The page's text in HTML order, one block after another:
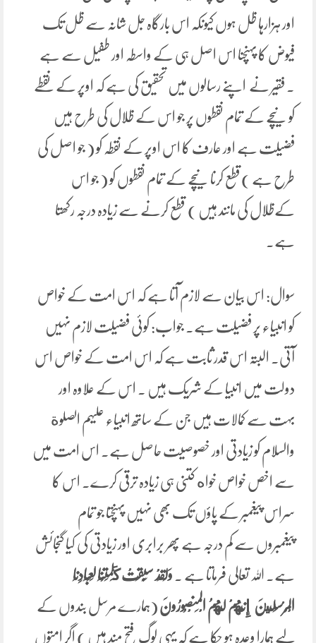
اور ہزارہا ظل ہوں کیونکہ اس بارگاہ جل شانہ سے ظل تک
فیوض کا پہنچنا اس اصل ہی کے واسطہ اور طفیل سے ہے
۔ فقیر نے اپنے رسالوں میں تحقیق کی ہے کہ اوپر کے نقطے
کو نیچے کے تمام نقطوں پر جو اس کے ظلال کی طرح ہیں
فضیلت ہے اور عارف کا اس اوپر کے نقطہ کو ( جو اصل کی
طرح ہے )قطع کرنا نیچے کے تمام نقطوں کو ( جو اس
کےظلال کی مانند ہیں ) قطع کرنے سے زیادہ درجہ رکھتا
ہے۔
سوال: اس بیان سے لازم آتا ہے کہ اس امت کے خواص
کو انبیاء پر فضیلت ہے۔ جواب: کوئی فضیلت لازم نہیں
آتی۔ البتہ اس قدر ثابت ہے کہ اس امت کے خواص اس
دولت میں انبیا کے شریک ہیں ۔ اس کے علاوہ اور
بہت سے کمالات ہیں جن کے ساتھ انبیاء علیہم الصلوة
والسلام کو زیادتی اور خصوصیت حاصل ہے۔ اس امت میں
سے اخص خواص خواه کتنی ہی زیادہ ترقی کرے۔ اس کا
سراس پیغمبر کے پاؤں تک بھی نہیں پہنچتا جو تمام
پیغمبروں سے کم درجہ ہے پھر برابری اور زیادتی کی کیا گنجائش
ہے۔ اللہ تعالی فرماتا ہے ۔ وَلَقَدْ ‌سَبَقَتْ كَلِمَتُنَا لِعِبَادِنَا
الْمُرْسَلِينَ إِنَّهُمْ لَهُمُ الْمَنْصُورُونَ (ہمارے مرسل بندوں کے
لیے ہمارا وعدہ ہو چکا ہے کہ یہی لوگ فتح مند ہیں ) اگر امتوں